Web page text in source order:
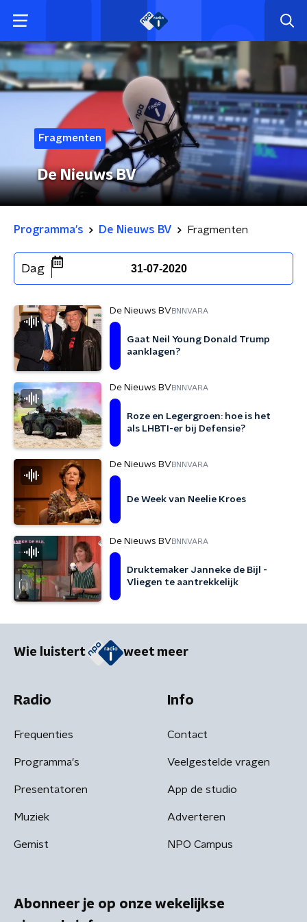
Fragmenten
De Nieuws BV
Programma's De Nieuws BV Fragmenten
Dag 31-07-2020
De Nieuws BVBNNVARA
Gaat Neil Young Donald Trump
aanklagen?
De Nieuws BVBNNVARA
Roze en Legergroen: hoe is het
als LHBTI-er bij Defensie?
De Nieuws BVBNNVARA
De Week van Neelie Kroes
De Nieuws BVBNNVARA
Druktemaker Janneke de Bijl -
Vliegen te aantrekkelijk
Wie luistert weet meer
Radio
Frequenties
Programma's
Presentatoren
Muziek
Gemist
Info
Contact
Veelgestelde vragen
App de studio
Adverteren
NPO Campus
Abonneer je op onze wekelijkse